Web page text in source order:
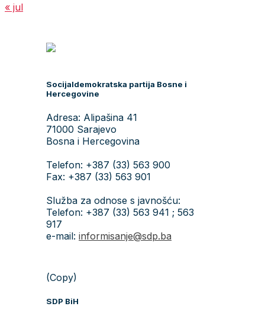
« jul
Socijaldemokratska partija Bosne i
Hercegovine
Adresa: Alipašina 41
71000 Sarajevo
Bosna i Hercegovina
Telefon: +387 (33) 563 900
Fax: +387 (33) 563 901
Služba za odnose s javnošću:
Telefon: +387 (33) 563 941 ; 563
917
e-mail: informisanje@sdp.ba
(Copy)
SDP BiH